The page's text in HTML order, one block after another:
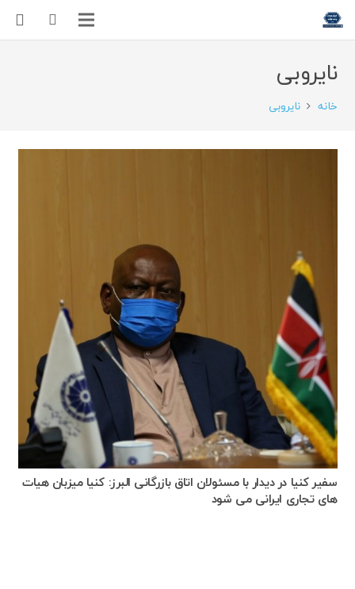
نایروبی
خانه نایروبی
سفیر کنیا در دیدار با مسئولان اتاق بازرگانی البرز: کنیا میزبان هیات
های تجاری ایرانی می شود